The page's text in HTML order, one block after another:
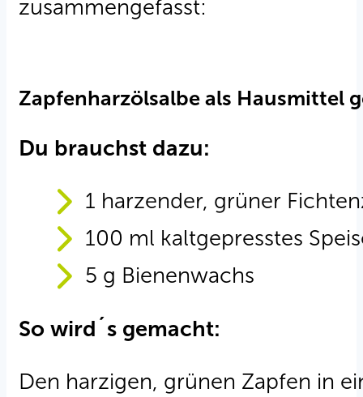
zusammengefasst:
Zapfenharzölsalbe als Hausmittel
Du brauchst dazu:
1 harzender, grüner
100 ml kaltgepresstes
5 g Bienenwachs
So wird´s gemacht:
Den harzigen, grünen Zapfen in